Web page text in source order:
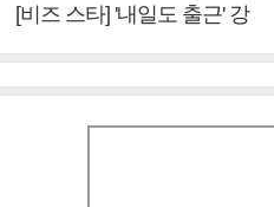
[비즈 스타] '내일도 출근' 강